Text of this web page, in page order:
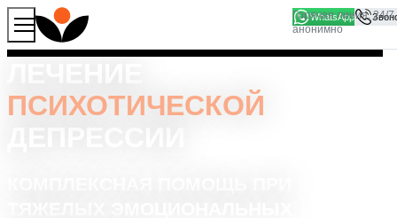
WhatsApp
ПСИХОТИЧЕСКОЙ
Продолжая работу с сайтом, вы соглашаетесь на то, что
мы используем файлы
Хорошо